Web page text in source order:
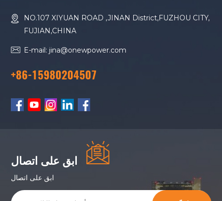
NO.107 XIYUAN ROAD ,JINAN District,FUZHOU CITY,
FUJIAN,CHINA
E-mail: jina@onewpower.com
+86-15980204507
ابق على اتصال
ابق على اتصال